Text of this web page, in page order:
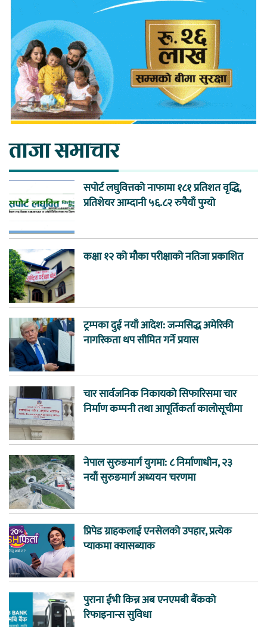
ताजा समाचार
सपोर्ट लघुवित्तको नाफामा १८१ प्रतिशत वृद्धि,
प्रतिशेयर आम्दानी ५६.८२ रुपैयाँ पुग्यो
कक्षा १२ को मौका परीक्षाको नतिजा प्रकाशित
ट्रम्पका दुई नयाँ आदेश: जन्मसिद्ध अमेरिकी
नागरिकता थप सीमित गर्ने प्रयास
चार सार्वजनिक निकायको सिफारिसमा चार
निर्माण कम्पनी तथा आपूर्तिकर्ता कालोसूचीमा
नेपाल सुरुङमार्ग युगमा: ८ निर्माणाधीन, २३
नयाँ सुरुङमार्ग अध्ययन चरणमा
प्रिपेड ग्राहकलाई एनसेलको उपहार, प्रत्येक
प्याकमा क्यासब्याक
पुराना ईभी किन्न अब एनएमबी बैंकको
रिफाइनान्स सुविधा